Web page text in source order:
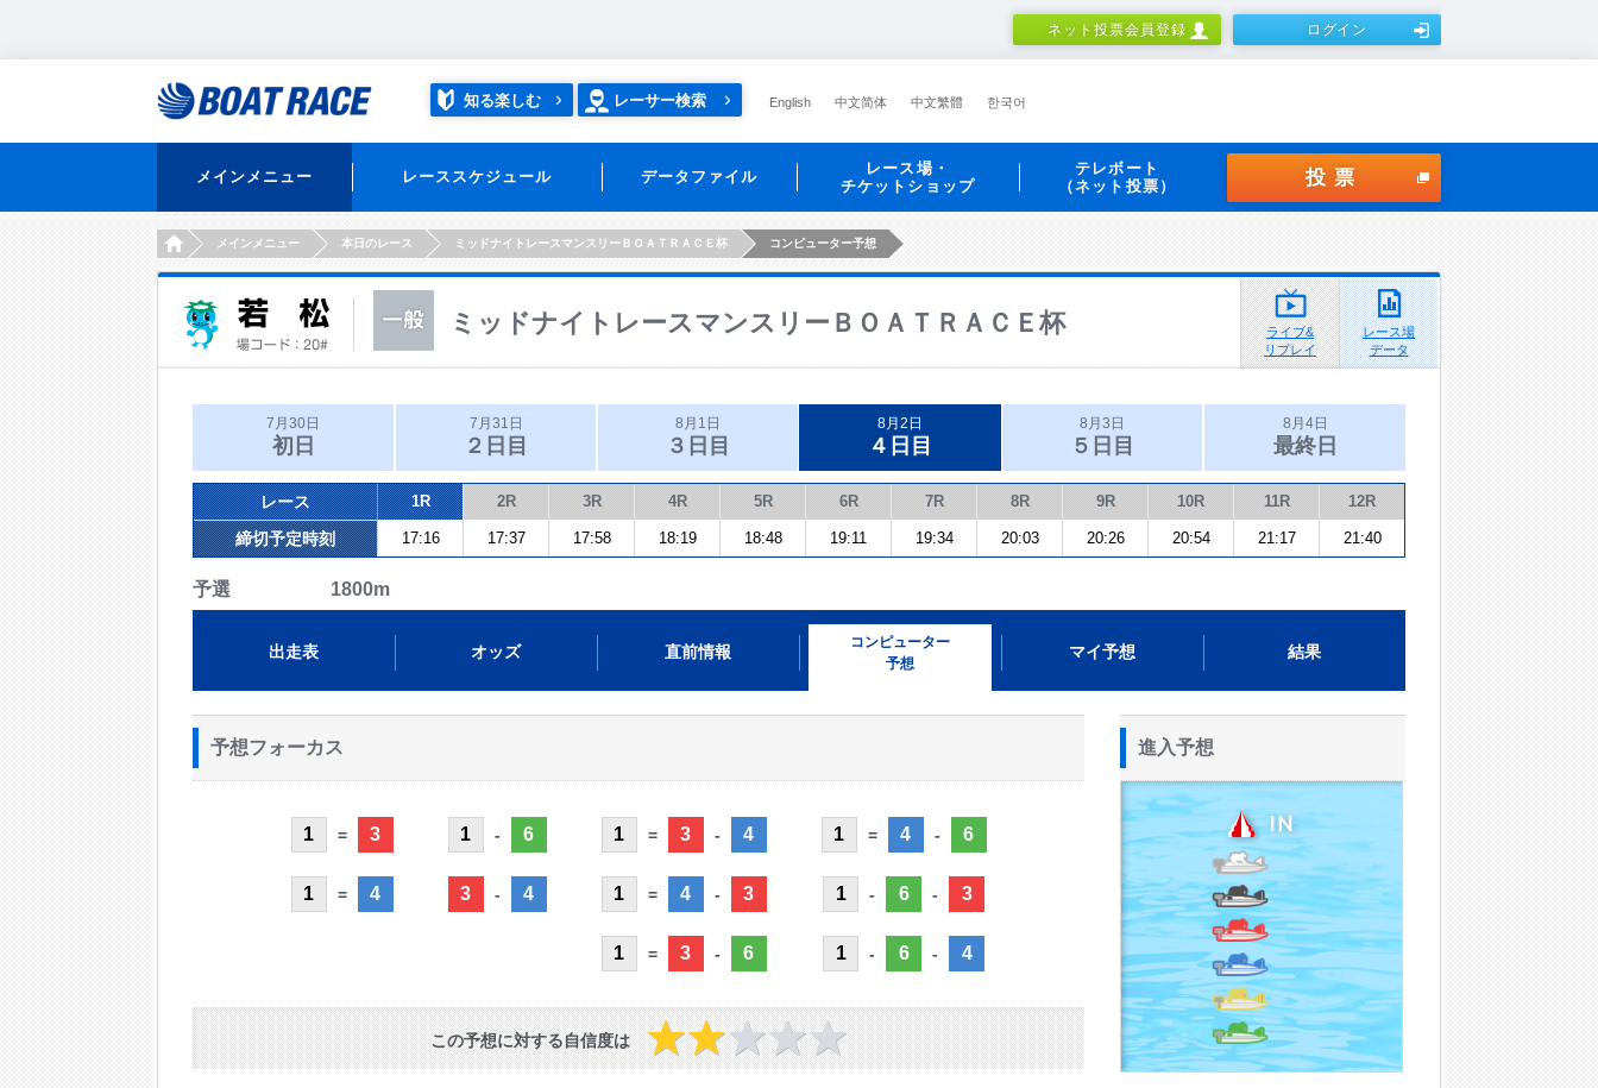
ネット投票会員登録 ログイン
知る楽しむ レーサー検索 English 中文简体 中文繁體 한국어
メインメニュー レーススケジュール データファイル
レース場・
チケットショップ
テレボート
（ネット投票）
投票
HOMEメインメニュー 本日のレース ミッドナイトレースマンスリーＢＯＡＴＲＡＣＥ杯 コンピューター予想
ミッドナイトレースマンスリーＢＯＡＴＲＡＣＥ杯
ライブ&
リプレイ
レース場
データ
7月30日
初日
7月31日
２日目
8月1日
３日目
8月2日
４日目
8月3日
５日目
8月4日
最終日
レース 1R 2R 3R 4R 5R 6R 7R 8R 9R 10R 11R 12R
締切予定時刻 17:16 17:37 17:58 18:19 18:48 19:11 19:34 20:03 20:26 20:54 21:17 21:40
予選 1800m
出走表 オッズ 直前情報
コンピューター
予想
マイ予想 結果
予想フォーカス
1 = 3
1 = 4
1 - 6
3 - 4
1 = 3 - 4
1 = 4 - 3
1 = 3 - 6
1 = 4 - 6
1 - 6 - 3
1 - 6 - 4
この予想に対する自信度は
進入予想